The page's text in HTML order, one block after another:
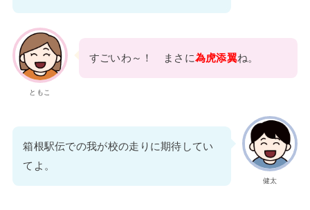
ともこ
すごいわ～！ まさに為虎添翼ね。
健太
箱根駅伝での我が校の走りに期待してい
てよ。